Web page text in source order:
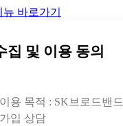
뉴 바로가기
집 및 이용 동의
용 목적 : SK브로드밴드
입 상담